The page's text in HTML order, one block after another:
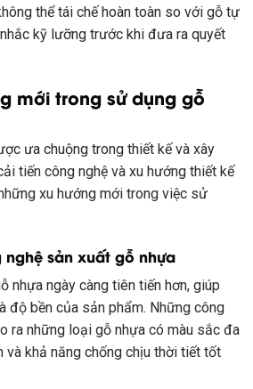
thể tái chế hoàn toàn so với gỗ tự
kỹ lưỡng trước khi đưa ra quyết
mới trong sử dụng gỗ
ưa chuộng trong thiết kế và xây
tiến công nghệ và xu hướng thiết kế
xu hướng mới trong việc sử
sản xuất gỗ nhựa
nhựa ngày càng tiên tiến hơn, giúp
độ bền của sản phẩm. Những công
ra những loại gỗ nhựa có màu sắc đa
và khả năng chống chịu thời tiết tốt